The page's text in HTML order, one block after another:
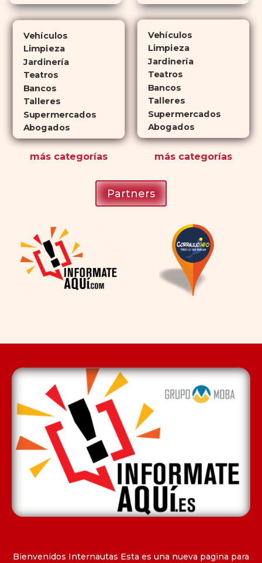
Cialisejerce sus efectos hasta 4
veces más tiempo que Viagra, lo
atractiva para quienes no desean
planificar sus actividades
románticas con antelación.
Vehículos
Limpieza
Jardinería
Teatros
Bancos
Talleres
Supermercados
Abogados
más categorías
Vehículos
Limpieza
Jardinería
Teatros
Bancos
Talleres
Supermercados
Abogados
máscategorías
Partners
Bienvenidos Internautas Esta es una nueva pagina para